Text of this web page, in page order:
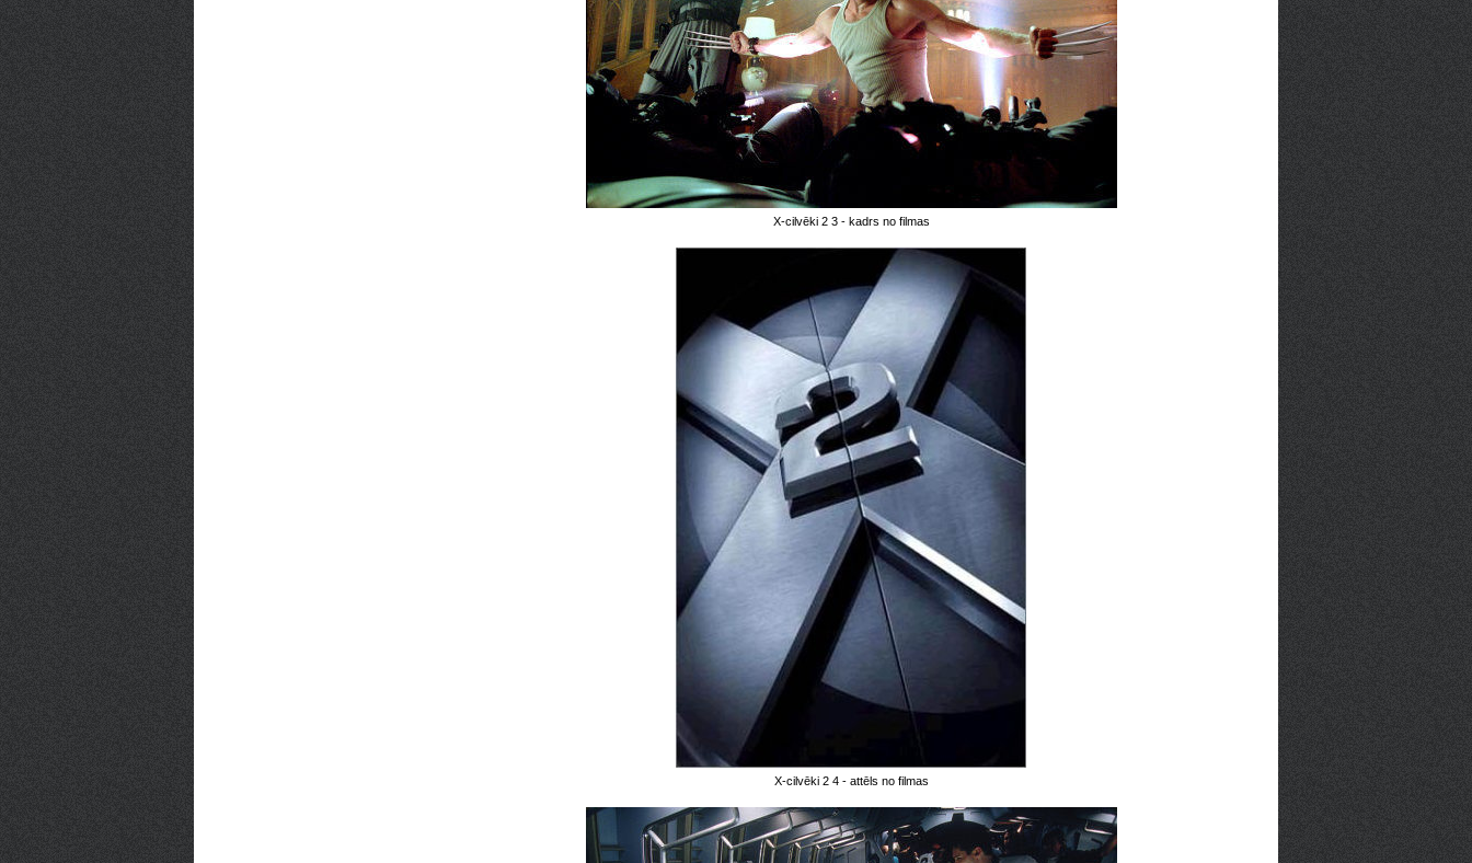
X-cilvēki 2 3 - kadrs no filmas
X-cilvēki 2 4 - attēls no filmas